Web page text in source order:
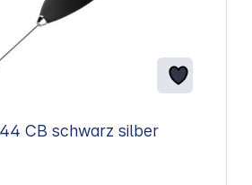
Bomann MS 344 CB schwarz silber